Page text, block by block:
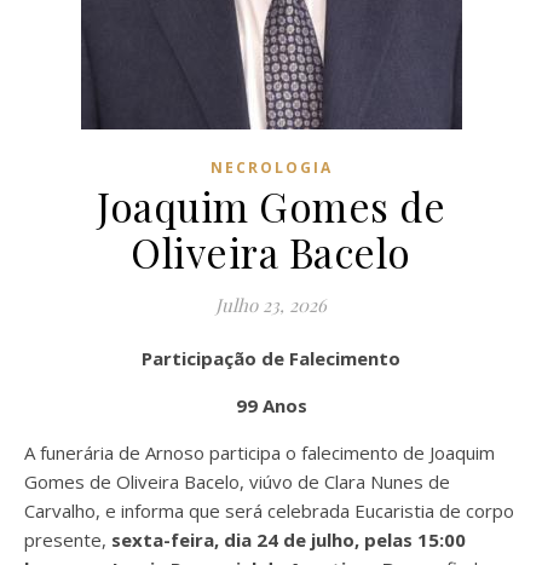
NECROLOGIA
Joaquim Gomes de
Oliveira Bacelo
Julho 23, 2026
Participação de Falecimento
99 Anos
A funerária de Arnoso participa o falecimento de Joaquim
Gomes de Oliveira Bacelo, viúvo de Clara Nunes de
Carvalho, e informa que será celebrada Eucaristia de corpo
presente, sexta-feira, dia 24 de julho, pelas 15:00